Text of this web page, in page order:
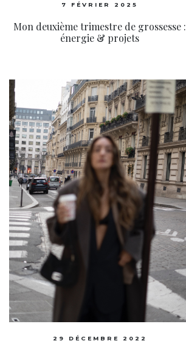
7 FÉVRIER 2025
Mon deuxième trimestre de grossesse :
énergie & projets
29 DÉCEMBRE 2022